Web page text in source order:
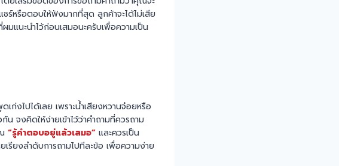
หรือตอบให้ฟังมากที่สุด ลูกค้าจะได้ไม่เสีย
มแนะนำไว้ก่อนเสมอนะครับเพื่อความเป็น
งไปได้เลย เพราะน้ำเสียงหวานจ๋อยหรือ
จงคิดให้ง่ายเข้าไว้ว่าคำถามที่ควรถาม
“รู้คำตอบอยู่แล้วเสมอ” และควรเป็น
รียงลำดับการถามไปทีละข้อ เพื่อความง่าย